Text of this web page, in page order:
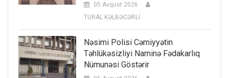
05 Avqust 2026
TURAL KƏLBƏCƏRLİ
Nəsimi Polisi Cəmiyyətin
Təhlükəsizliyi Naminə Fədakarlıq
Nümunəsi Göstərir